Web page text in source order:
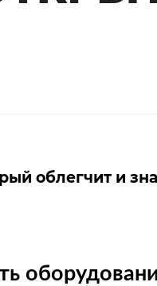
облегчит и